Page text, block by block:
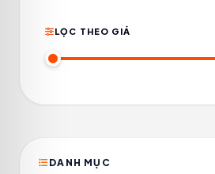
LỌC THEO GIÁ
DANH MỤC